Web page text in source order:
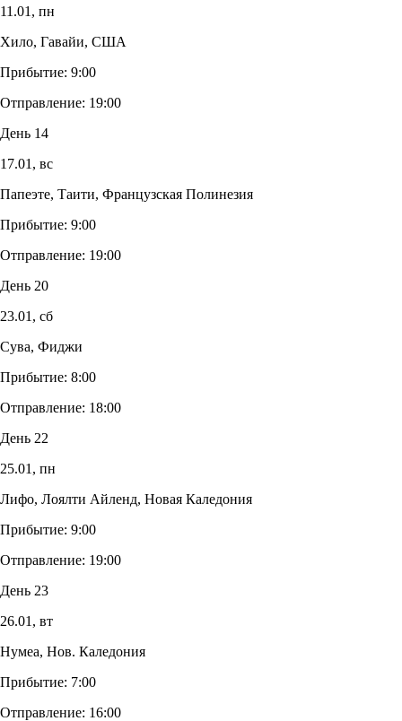
11.01, пн
Хило, Гавайи, США
Прибытие: 9:00
Отправление: 19:00
День 14
17.01, вс
Папеэте, Таити, Французская Полинезия
Прибытие: 9:00
Отправление: 19:00
День 20
23.01, сб
Сува, Фиджи
Прибытие: 8:00
Отправление: 18:00
День 22
25.01, пн
Лифо, Лоялти Айленд, Новая Каледония
Прибытие: 9:00
Отправление: 19:00
День 23
26.01, вт
Нумеа, Нов. Каледония
Прибытие: 7:00
Отправление: 16:00